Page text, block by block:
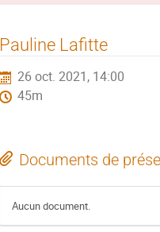
Pauline Lafitte
26 oct. 2021, 14:00
45m
Documents de
Aucun document.